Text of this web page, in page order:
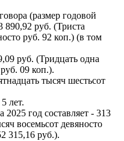
(размер годовой
890,92 руб. (Триста
руб. 92 коп.) (в том
руб. (Тридцать одна
09 коп.).
тысяч шестьсот
лет.
год составляет - 313
восемьсот девяносто
315,16 руб.).